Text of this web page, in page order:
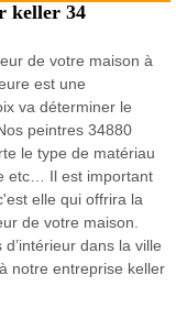
keller 34
de votre maison à
est une
va déterminer le
peintres 34880
le type de matériau
etc… Il est important
elle qui offrira la
de votre maison.
dans la ville
notre entreprise keller